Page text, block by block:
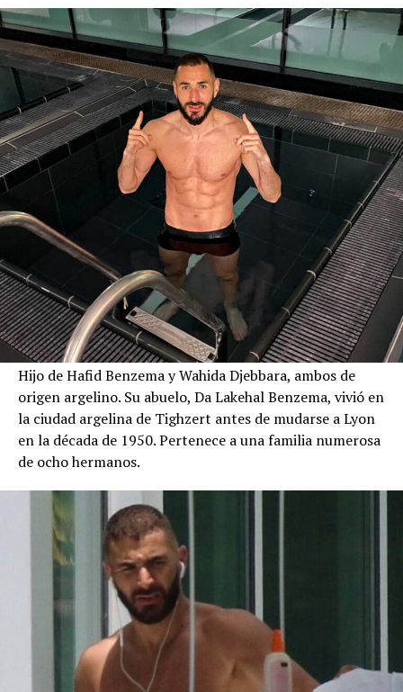
Hijo de Hafid Benzema y Wahida Djebbara, ambos de
origen argelino. Su abuelo, Da Lakehal Benzema, vivió en
la ciudad argelina de Tighzert antes de mudarse a Lyon
en la década de 1950. Pertenece a una familia numerosa
de ocho hermanos.